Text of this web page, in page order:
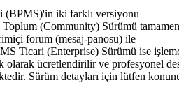
(BPMS)'in iki farklı versiyonu
(Community) Sürümü tamamen
forum (mesaj-panosu) ile
Ticari (Enterprise) Sürümü ise
olarak ücretlendirilir ve profesyonel
Sürüm detayları için lütfen